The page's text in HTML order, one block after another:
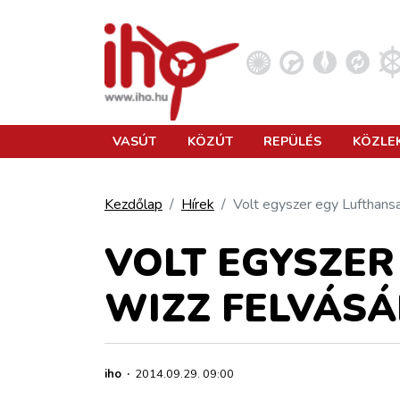
KÖZLEKEDÉSFEJLESZTÉS
ELLÁTÁSI LÁNC
VASÚT KÖZÚT REPÜLÉS
Kezdőlap Hírek Volt egyszer egy
VOLT
WIZZ
iho · 2014.09.29. 09:00